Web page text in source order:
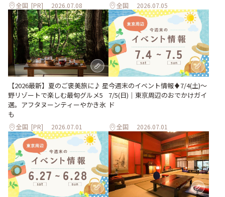
全国 [PR] 2026.07.08 全国 2026.07.05
【2026最新】夏のご褒美旅に♪ 星
野リゾートで楽しむ最旬グルメ5
選。アフタヌーンティーやかき氷
も
全国 [PR] 2026.07.01
今週末のイベント情報♦︎7/4(土)〜
7/5(日)｜東京周辺のおでかけガイ
ド
全国 2026.07.01